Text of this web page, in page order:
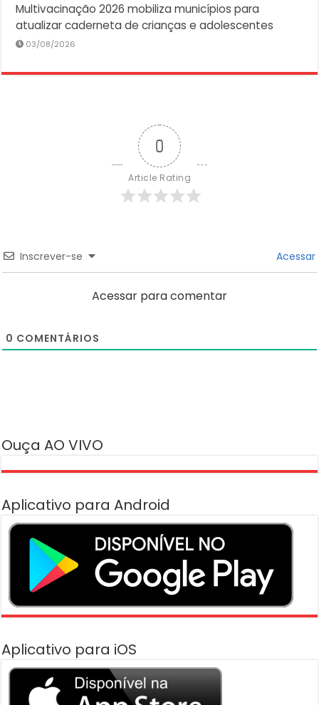
Multivacinação 2026 mobiliza municípios para
atualizar caderneta de crianças e adolescentes
03/08/2026
0
Article Rating
Inscrever-se Acessar
Acessar para comentar
0 COMENTÁRIOS
Ouça AO VIVO
Aplicativo para Android
Aplicativo para iOS